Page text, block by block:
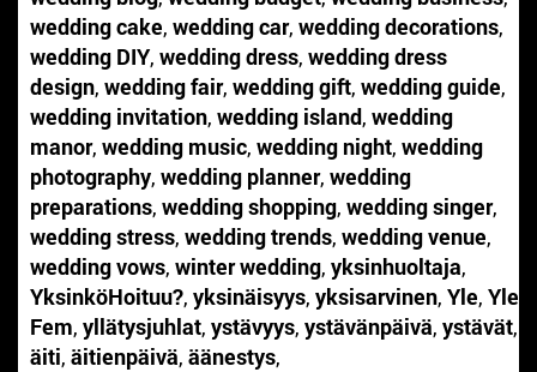
wedding cake, wedding car, wedding decorations,
wedding DIY, wedding dress, wedding dress
design, wedding fair, wedding gift, wedding guide,
wedding invitation, wedding island, wedding
manor, wedding music, wedding night, wedding
photography, wedding planner, wedding
preparations, wedding shopping, wedding singer,
wedding stress, wedding trends, wedding venue,
wedding vows, winter wedding, yksinhuoltaja,
YksinköHoituu?, yksinäisyys, yksisarvinen, Yle, Yle
Fem, yllätysjuhlat, ystävyys, ystävänpäivä, ystävät,
äiti, äitienpäivä, äänestys,